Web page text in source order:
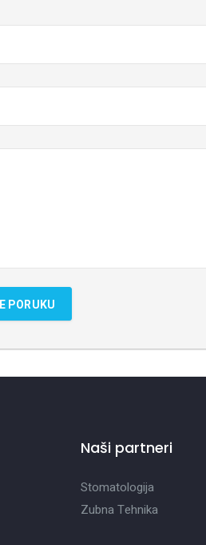
Naši partneri
Stomatologija
Zubna Tehnika